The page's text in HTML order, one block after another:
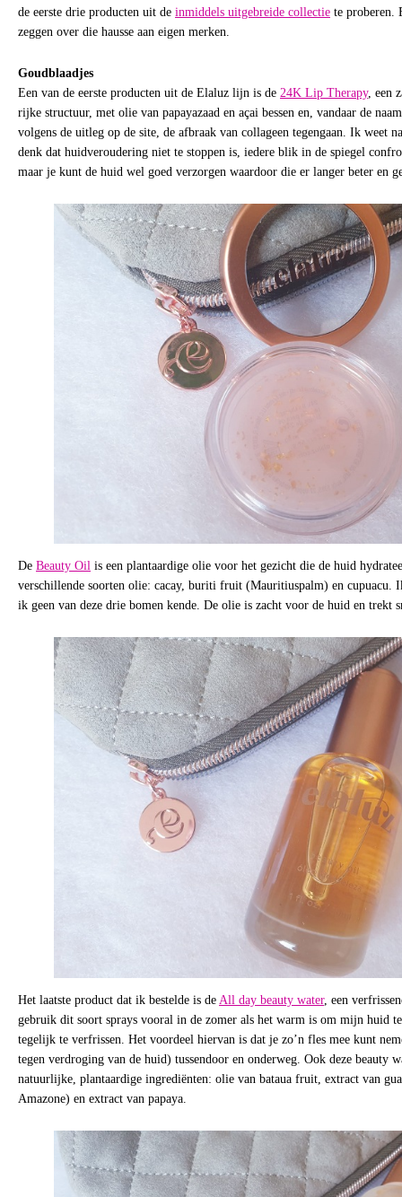
de eerste drie producten uit de inmiddels uitgebreide collectie te proberen.
zeggen over die hausse aan eigen merken.
Goudblaadjes
Een van de eerste producten uit de Elaluz lijn is de 24K Lip Therapy, een
rijke structuur, met olie van papayazaad en açai bessen en, vandaar de
volgens de uitleg op de site, de afbraak van collageen tegengaan. Ik weet
denk dat huidveroudering niet te stoppen is, iedere blik in de spiegel
maar je kunt de huid wel goed verzorgen waardoor die er langer beter en
De Beauty Oil is een plantaardige olie voor het gezicht die de huid
verschillende soorten olie: cacay, buriti fruit (Mauritiuspalm) en cupuacu.
ik geen van deze drie bomen kende. De olie is zacht voor de huid en trekt
Het laatste product dat ik bestelde is de All day beauty water, een
gebruik dit soort sprays vooral in de zomer als het warm is om mijn huid
tegelijk te verfrissen. Het voordeel hiervan is dat je zo’n fles mee kunt
tegen verdroging van de huid) tussendoor en onderweg. Ook deze beauty
natuurlijke, plantaardige ingrediënten: olie van bataua fruit, extract van
Amazone) en extract van papaya.